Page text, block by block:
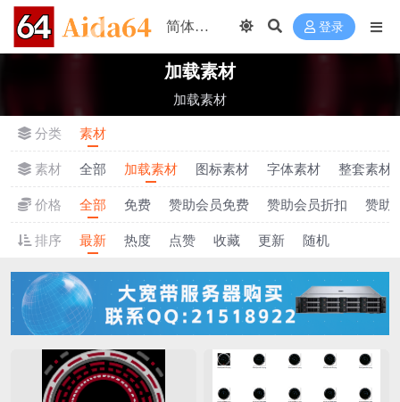
登录
加载素材
加载素材
分类
素材
素材
全部 加载素材 图标素材 字体素材
整套素材
价格
全部 免费 赞助会员免费 赞助会员折扣
赞助
排序
最新 热度 点赞 收藏 更新 随机